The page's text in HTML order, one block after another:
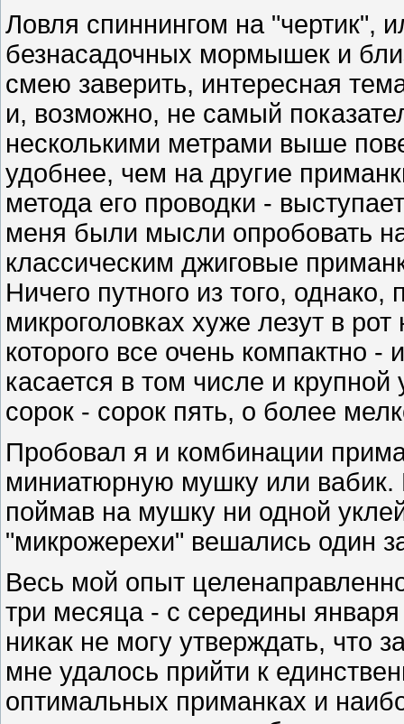
Ловля спиннингом на "чертик",
безнасадочных мормышек и
смею заверить, интересная
и, возможно, не самый
несколькими метрами выше
удобнее, чем на другие
метода его проводки -
меня были мысли опробовать
классическим джиговые
Ничего путного из того,
микроголовках хуже лезут в
которого все очень компактно
касается в том числе и
сорок - сорок пять, о более
Пробовал я и комбинации
миниатюрную мушку или вабик.
поймав на мушку ни одной
"микрожерехи" вешались один
Весь мой опыт
три месяца - с середины
никак не могу утверждать, что
мне удалось прийти к
оптимальных приманках и